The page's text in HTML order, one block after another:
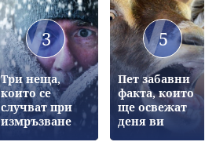
3
Три неща,
които се
случват при
измръзване
5
Пет забавни
факта, които
ще освежат
деня ви